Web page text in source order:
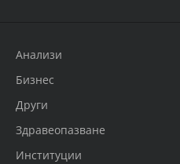
Анализи
Бизнес
Други
Здравеопазване
Институции